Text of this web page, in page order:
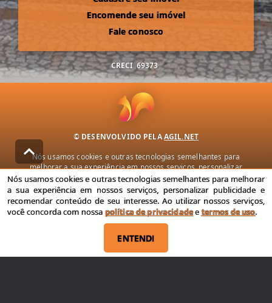
Encomende seu imóvel
Fale conosco
CRECI 69373
© DESENVOLVIDO PELAAGIL.NET
Nós usamos cookies e outras tecnologias semelhantes para
melhorar a sua experiência em nossos serviços, personalizar
publicidade e recomendar conteúdo de seu interesse. Ao utilizar
nossos serviços, você concorda com nossa política de privacidade e
termos de uso.
Política de Privacidade Termos de uso
Nós usamos cookies e outras tecnologias semelhantes para melhorar
a sua experiência em nossos serviços, personalizar publicidade e
recomendar conteúdo de seu interesse. Ao utilizar nossos serviços,
você concorda com nossa política de privacidadeetermos de uso.
ENTENDI